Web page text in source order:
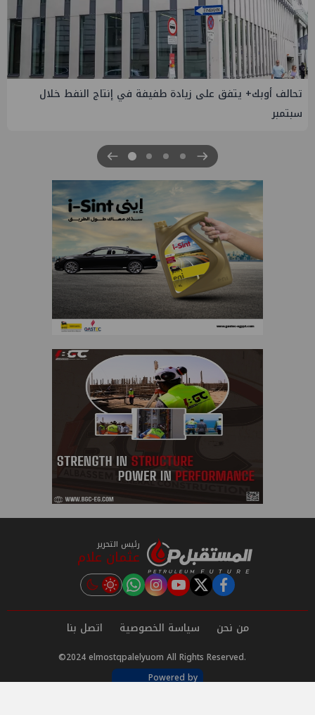
تحالف أوبك+ يتفق على زيادة طفيفة في إنتاج النفط خلال
سبتمبر
رئيس التحرير
عثمان علام
facebook
twitter
youtube
instagram
tiktok
من نحن سياسة الخصوصية اتصل بنا
©2024 elmostqpalelyuom All Rights Reserved.
Powered by